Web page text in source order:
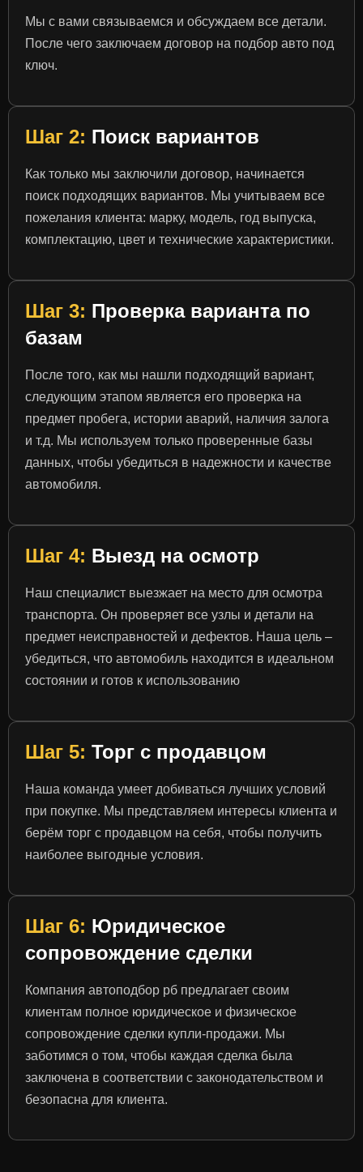
Мы с вами связываемся и обсуждаем все детали.
После чего заключаем договор на подбор авто под
ключ.
Шаг 2: Поиск вариантов
Как только мы заключили договор, начинается
поиск подходящих вариантов. Мы учитываем все
пожелания клиента: марку, модель, год выпуска,
комплектацию, цвет и технические характеристики.
Шаг 3: Проверка варианта по
базам
После того, как мы нашли подходящий вариант,
следующим этапом является его проверка на
предмет пробега, истории аварий, наличия залога
и т.д. Мы используем только проверенные базы
данных, чтобы убедиться в надежности и качестве
автомобиля.
Шаг 4: Выезд на осмотр
Наш специалист выезжает на место для осмотра
транспорта. Он проверяет все узлы и детали на
предмет неисправностей и дефектов. Наша цель –
убедиться, что автомобиль находится в идеальном
состоянии и готов к использованию
Шаг 5: Торг с продавцом
Наша команда умеет добиваться лучших условий
при покупке. Мы представляем интересы клиента и
берём торг с продавцом на себя, чтобы получить
наиболее выгодные условия.
Шаг 6: Юридическое
сопровождение сделки
Компания автоподбор рб предлагает своим
клиентам полное юридическое и физическое
сопровождение сделки купли-продажи. Мы
заботимся о том, чтобы каждая сделка была
заключена в соответствии с законодательством и
безопасна для клиента.